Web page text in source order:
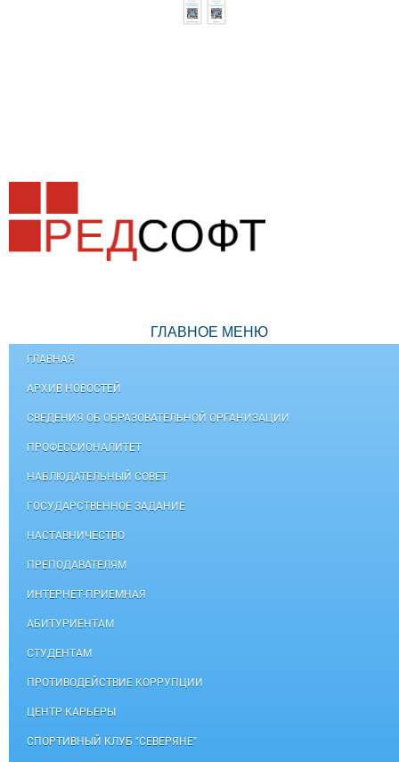
ГЛАВНОЕ МЕНЮ
ГЛАВНАЯ
АРХИВ НОВОСТЕЙ
СВЕДЕНИЯ ОБ ОБРАЗОВАТЕЛЬНОЙ ОРГАНИЗАЦИИ
ПРОФЕССИОНАЛИТЕТ
НАБЛЮДАТЕЛЬНЫЙ СОВЕТ
ГОСУДАРСТВЕННОЕ ЗАДАНИЕ
НАСТАВНИЧЕСТВО
ПРЕПОДАВАТЕЛЯМ
ИНТЕРНЕТ-ПРИЕМНАЯ
АБИТУРИЕНТАМ
СТУДЕНТАМ
ПРОТИВОДЕЙСТВИЕ КОРРУПЦИИ
ЦЕНТР КАРЬЕРЫ
СПОРТИВНЫЙ КЛУБ "СЕВЕРЯНЕ"